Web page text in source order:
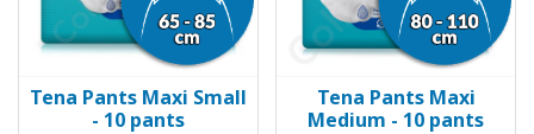
Tena Pants Maxi Small
- 10 pants
Tena Pants Maxi
Medium - 10 pants